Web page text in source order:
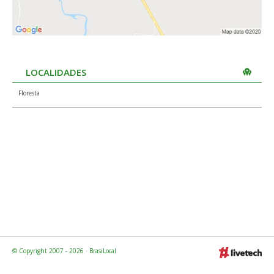
LOCALIDADES
Floresta
© Copyright 2007 - 2026 · BrasiLocal